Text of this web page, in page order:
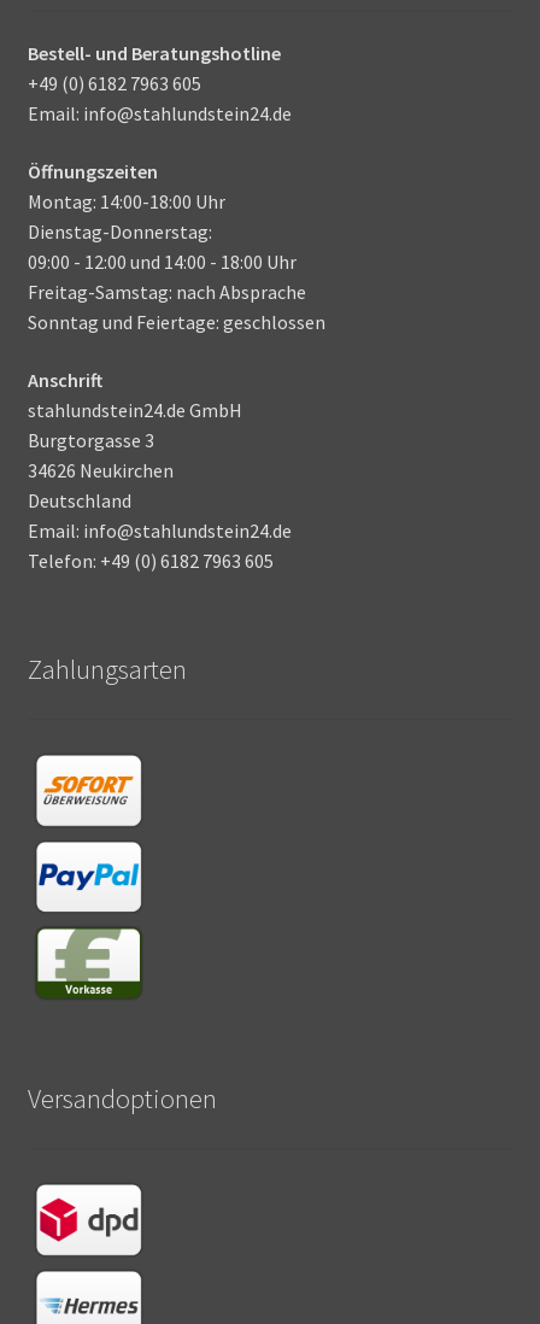
Bestell- und Beratungshotline
+49 (0) 6182 7963 605
Email: info@stahlundstein24.de
Öffnungszeiten
Montag: 14:00-18:00 Uhr
Dienstag-Donnerstag:
09:00 - 12:00 und 14:00 - 18:00 Uhr
Freitag-Samstag: nach Absprache
Sonntag und Feiertage: geschlossen
Anschrift
stahlundstein24.de GmbH
Burgtorgasse 3
34626 Neukirchen
Deutschland
Email: info@stahlundstein24.de
Telefon: +49 (0) 6182 7963 605
Zahlungsarten
Versandoptionen